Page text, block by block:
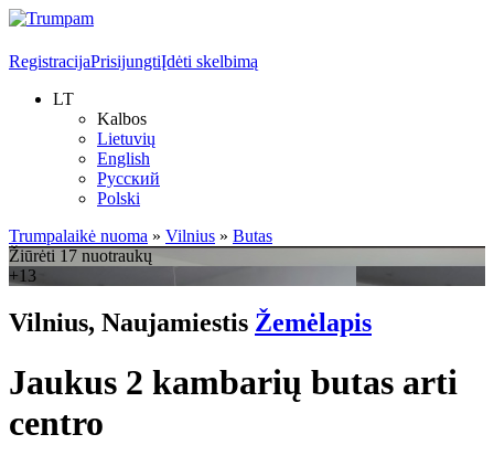
RegistracijaPrisijungtiĮdėti skelbimą
LT
Kalbos
Lietuvių
English
Русский
Polski
Trumpalaikė nuoma » Vilnius » Butas
Žiūrėti 17 nuotraukų
+13
Vilnius, Naujamiestis Žemėlapis
Jaukus 2 kambarių butas arti
centro